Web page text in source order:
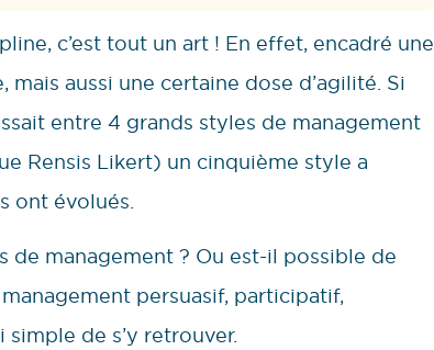
c’est tout un art ! En effet, encadré une
aussi une certaine dose d’agilité. Si
entre 4 grands styles de management
Rensis Likert) un cinquième style a
ont évolués.
de management ? Ou est-il possible de
persuasif, participatif,
de s’y retrouver.